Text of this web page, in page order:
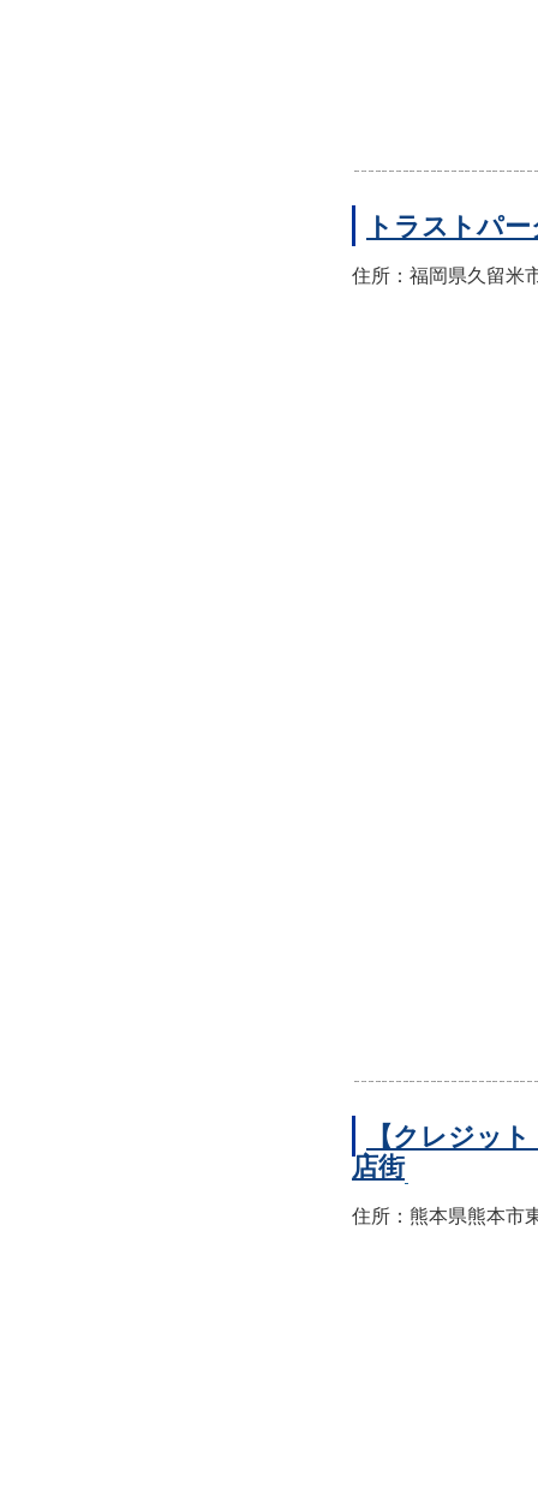
トラストパ
住所：福岡県久留米
【クレジッ
店街
住所：熊本県熊本市